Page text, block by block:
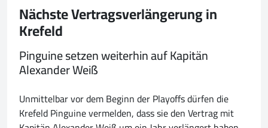
Nächste Vertragsverlängerung in
Krefeld
Pinguine setzen weiterhin auf Kapitän
Alexander Weiß
Unmittelbar vor dem Beginn der Playoffs dürfen die
Krefeld Pinguine vermelden, dass sie den Vertrag mit